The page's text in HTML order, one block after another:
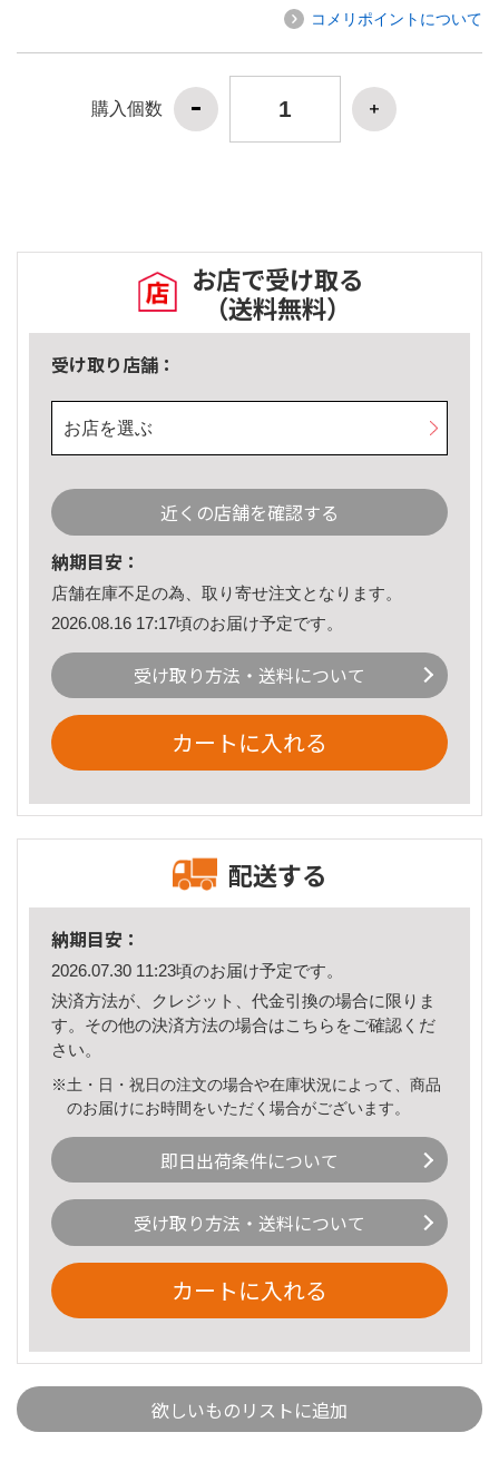
コメリポイントについて
購入個数
お店で受け取る
（送料無料）
受け取り店舗：
お店を選ぶ
近くの店舗を確認する
納期目安：
店舗在庫不足の為、取り寄せ注文となります。
2026.08.16 17:17頃のお届け予定です。
受け取り方法・送料について
カートに入れる
配送する
納期目安：
2026.07.30 11:23頃のお届け予定です。
決済方法が、クレジット、代金引換の場合に限りま
す。その他の決済方法の場合はこちら をご確認くだ
さい。
※土・日・祝日の注文の場合や在庫状況によって、商品
のお届けにお時間をいただく場合がございます。
即日出荷条件について
受け取り方法・送料について
カートに入れる
欲しいものリストに追加